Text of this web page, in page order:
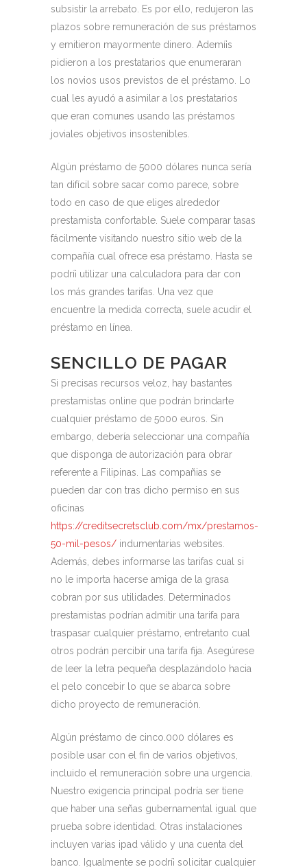
subsistir la arrebato. Es por ello, redujeron las
plazos sobre remuneración de sus préstamos
y emitieron mayormente dinero. Ademí¡s
pidieron a los prestatarios que enumeraran
los novios usos previstos de el préstamo. Lo
cual les ayudó a asimilar a los prestatarios
que eran comunes usando las préstamos
joviales objetivos insostenibles.
Algún préstamo de 5000 dólares nunca serí­a
tan difícil sobre sacar como parece, sobre
todo en caso de que eliges alrededor
prestamista confortable. Suele comparar tasas
fácilmente visitando nuestro sitio web de la
compañía cual ofrece esa préstamo. Hasta se
podrí¡ utilizar una calculadora para dar con
los más grandes tarifas. Una vez que
encuentre la medida correcta, suele acudir el
préstamo en línea.
SENCILLO DE PAGAR
Si precisas recursos veloz, hay bastantes
prestamistas online que podrán brindarte
cualquier préstamo de 5000 euros. Sin
embargo, debería seleccionar una compañía
que disponga de autorización para obrar
referente a Filipinas. Las compañias se
pueden dar con tras dicho permiso en sus
oficinas
https://creditsecretsclub.com/mx/prestamos-
50-mil-pesos/ indumentarias websites.
Además, debes informarse las tarifas cual si
no le importa hacerse amiga de la grasa
cobran por sus utilidades. Determinados
prestamistas podrían admitir una tarifa para
traspasar cualquier préstamo, entretanto cual
otros podrán percibir una tarifa fija. Asegúrese
de leer la letra pequeña desplazándolo hacia
el pelo concebir lo que se abarca sobre
dicho proyecto de remuneración.
Algún préstamo de cinco.000 dólares es
posible usar con el fin de varios objetivos,
incluido el remuneración sobre una urgencia.
Nuestro exigencia principal podrí­a ser tiene
que haber una señas gubernamental igual que
prueba sobre identidad. Otras instalaciones
incluyen varias ipad válido y una cuenta del
banco. Igualmente se podrí¡ solicitar cualquier